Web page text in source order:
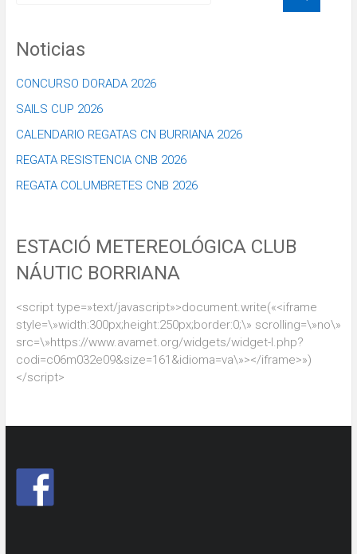
Noticias
CONCURSO DORADA 2026
SAILS CUP 2026
CALENDARIO REGATAS CN BURRIANA 2026
REGATA RESISTENCIA CNB 2026
REGATA COLUMBRETES CNB 2026
ESTACIÓ METEREOLÓGICA CLUB
NÁUTIC BORRIANA
<script type=»text/javascript»>document.write(«<iframe
style=\»width:300px;height:250px;border:0;\» scrolling=\»no\»
src=\»https://www.avamet.org/widgets/widget-l.php?
codi=c06m032e09&size=161&idioma=va\»></iframe>»)
</script>